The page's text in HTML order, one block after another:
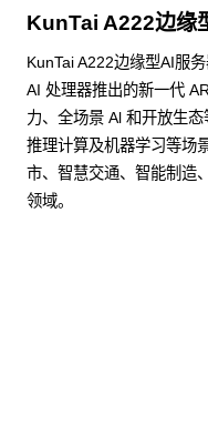
KunTai A222边缘
KunTai A222边缘型AI服
AI 处理器推出的新一代
力、全场景 Al 和开放生态
推理计算及机器学习等场
市、智慧交通、智能制造
领域。